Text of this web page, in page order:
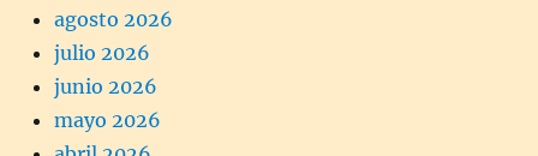
agosto 2026
julio 2026
junio 2026
mayo 2026